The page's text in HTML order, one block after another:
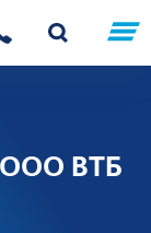
ВТБ